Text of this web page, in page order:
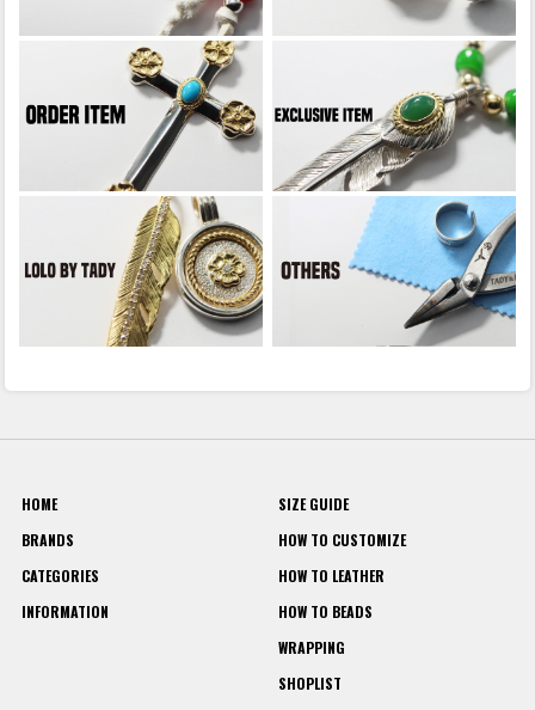
HOME
BRANDS
CATEGORIES
INFORMATION
SIZE GUIDE
HOW TO CUSTOMIZE
HOW TO LEATHER
HOW TO BEADS
WRAPPING
SHOPLIST